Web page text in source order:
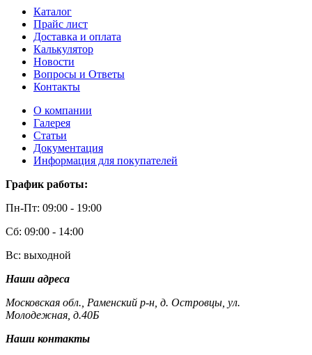
Каталог
Прайс лист
Доставка и оплата
Калькулятор
Новости
Вопросы и Ответы
Контакты
О компании
Галерея
Статьи
Документация
Информация для покупателей
График работы:
Пн-Пт: 09:00 - 19:00
Сб: 09:00 - 14:00
Вс: выходной
Наши адреса
Московская обл., Раменский р-н, д. Островцы, ул.
Молодежная, д.40Б
Наши контакты